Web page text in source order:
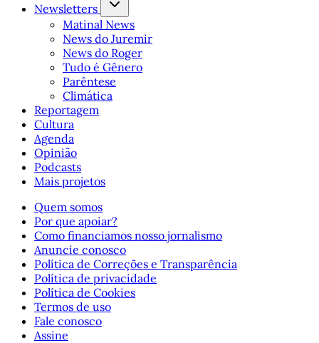
Newsletters
Matinal News
News do Juremir
News do Roger
Tudo é Gênero
Parêntese
Climática
Reportagem
Cultura
Agenda
Opinião
Podcasts
Mais projetos
Quem somos
Por que apoiar?
Como financiamos nosso jornalismo
Anuncie conosco
Política de Correções e Transparência
Política de privacidade
Política de Cookies
Termos de uso
Fale conosco
Assine